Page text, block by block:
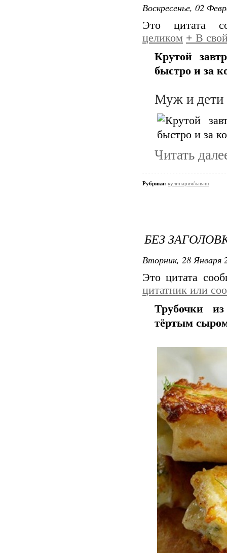
Воскресенье, 02
Это цитата
целиком + В
Крутой
быстро и за
Муж и дети
Читать
Рубрики: кулинария/лаваш
БЕЗ
Вторник, 28 Января
Это цитата
цитатник или
Трубочки
тёртым